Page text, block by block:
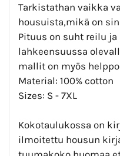
Tarkistathan vaikka
housuista,mikä on
Pituus on suht reilu
lahkeensuussa
mallit on myös
Material: 100% cotton
Sizes: S - 7XL
Kokotaulukossa on
ilmoitettu housun